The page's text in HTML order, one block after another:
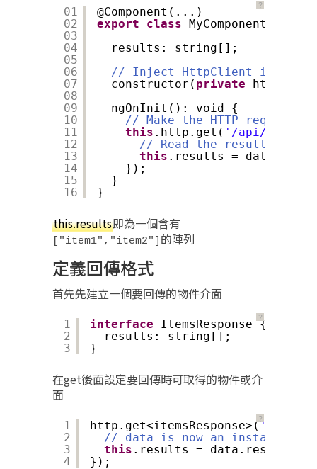
？
01
02
03
04
05
06
07
08
09
10
11
12
13
14
15
16
@Component(...)
export
class MyComponent
results: string[];
// Inject HttpClient into
constructor( private
http:
ngOnInit(): void {
// Make the HTTP request:
this .http.get( '/api/items'
// Read the result field
this .results = data[
});
}
}
this.results即為一個含有
["item1","item2"] 的陣列
定義回傳格式
首先先建立一個要回傳的物件介面
？
1
2
3
interface
ItemsResponse {
results: string[];
}
在get後面設定要回傳時可取得的物件或介
面
？
1
2
3
4
http.get<itemsResponse>('/api/
// data is now an instance of
this .results = data.results;
});